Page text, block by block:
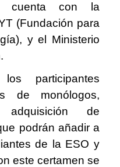
cuenta con la
(Fundación para
y el Ministerio
participantes
de monólogos,
de
podrán añadir a
de la ESO y
este certamen se